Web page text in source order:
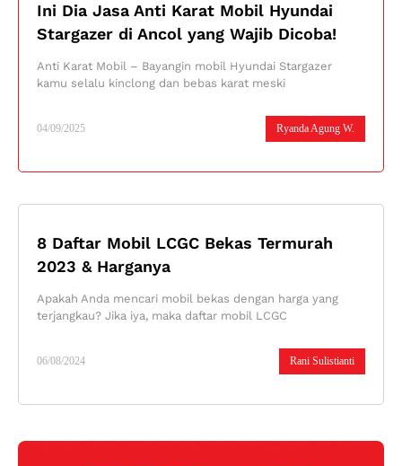
Ini Dia Jasa Anti Karat Mobil Hyundai
Stargazer di Ancol yang Wajib Dicoba!
Ryanda Agung W.
04/09/2025
Anti Karat Mobil – Bayangin mobil Hyundai Stargazer
kamu selalu kinclong dan bebas karat meski
8 Daftar Mobil LCGC Bekas Termurah
2023 & Harganya
Rani Sulistianti
06/08/2024
Apakah Anda mencari mobil bekas dengan harga yang
terjangkau? Jika iya, maka daftar mobil LCGC